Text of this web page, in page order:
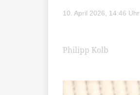
10. April 2026, 14:46 Uhr
Philipp Kolb